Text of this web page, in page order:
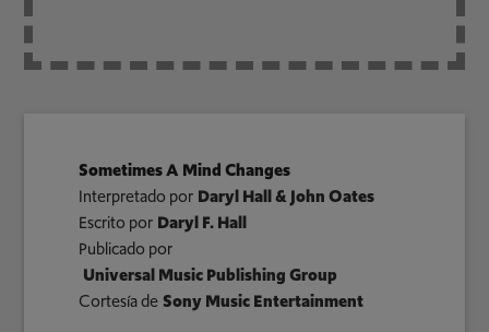
Sometimes A Mind Changes
Interpretado por Daryl Hall & John Oates
Escrito por Daryl F. Hall
Publicado por
Universal Music Publishing Group
Cortesía deSony Music Entertainment